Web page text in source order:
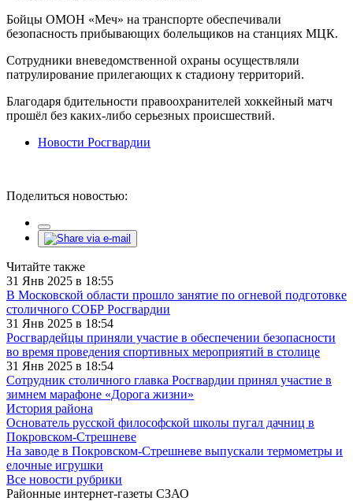
Бойцы ОМОН «Меч» на транспорте обеспечивали
безопасность прибывающих болельщиков на станциях МЦК.
Сотрудники вневедомственной охраны осуществляли
патрулирование прилегающих к стадиону территорий.
Благодаря бдительности правоохранителей хоккейный матч
прошёл без каких-либо серьезных происшествий.
Новости Росгвардии
Поделиться новостью:
Читайте также
31 Янв 2025 в 18:55
В Московской области прошло занятие по огневой подготовке
столичного СОБР Росгвардии
31 Янв 2025 в 18:54
Росгвардейцы приняли участие в обеспечении безопасности
во время проведения спортивных мероприятий в столице
31 Янв 2025 в 18:54
Сотрудник столичного главка Росгвардии принял участие в
зимнем марафоне «Дорога жизни»
История района
Основатель русской философской школы пугал дачниц в
Покровском-Стрешневе
На заводе в Покровском-Стрешневе выпускали термометры и
елочные игрушки
Все новости рубрики
Районные интернет-газеты СЗАО